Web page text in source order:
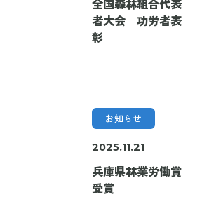
全国森林組合代表
者大会 功労者表
彰
お知らせ
2025.11.21
兵庫県林業労働賞
受賞